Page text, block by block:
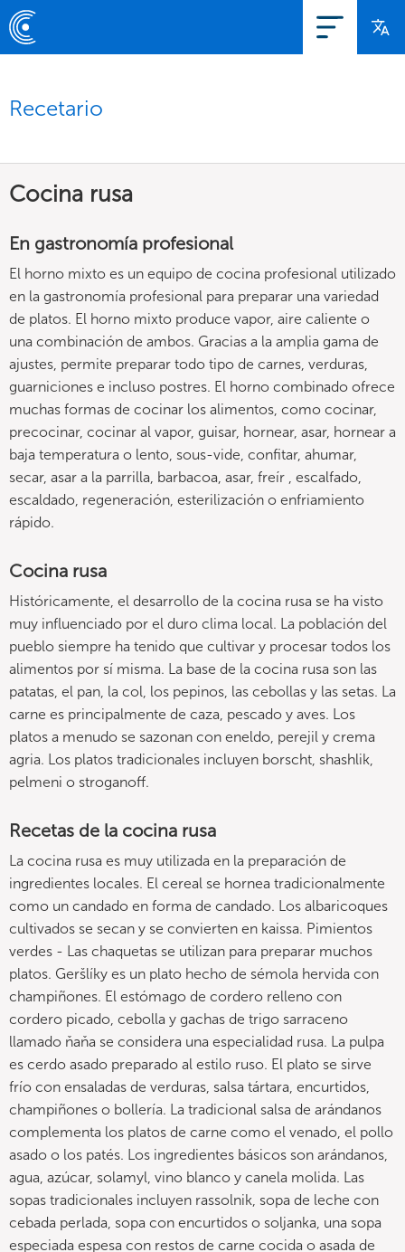
Recetario
Cocina rusa
En gastronomía profesional
El horno mixto es un equipo de cocina profesional utilizado
en la gastronomía profesional para preparar una variedad
de platos. El horno mixto produce vapor, aire caliente o
una combinación de ambos. Gracias a la amplia gama de
ajustes, permite preparar todo tipo de carnes, verduras,
guarniciones e incluso postres. El horno combinado ofrece
muchas formas de cocinar los alimentos, como cocinar,
precocinar, cocinar al vapor, guisar, hornear, asar, hornear a
baja temperatura o lento, sous-vide, confitar, ahumar,
secar, asar a la parrilla, barbacoa, asar, freír , escalfado,
escaldado, regeneración, esterilización o enfriamiento
rápido.
Cocina rusa
Históricamente, el desarrollo de la cocina rusa se ha visto
muy influenciado por el duro clima local. La población del
pueblo siempre ha tenido que cultivar y procesar todos los
alimentos por sí misma. La base de la cocina rusa son las
patatas, el pan, la col, los pepinos, las cebollas y las setas. La
carne es principalmente de caza, pescado y aves. Los
platos a menudo se sazonan con eneldo, perejil y crema
agria. Los platos tradicionales incluyen borscht, shashlik,
pelmeni o stroganoff.
Recetas de la cocina rusa
La cocina rusa es muy utilizada en la preparación de
ingredientes locales. El cereal se hornea tradicionalmente
como un candado en forma de candado. Los albaricoques
cultivados se secan y se convierten en kaissa. Pimientos
verdes - Las chaquetas se utilizan para preparar muchos
platos. Geršlíky es un plato hecho de sémola hervida con
champiñones. El estómago de cordero relleno con
cordero picado, cebolla y gachas de trigo sarraceno
llamado ňaňa se considera una especialidad rusa. La pulpa
es cerdo asado preparado al estilo ruso. El plato se sirve
frío con ensaladas de verduras, salsa tártara, encurtidos,
champiñones o bollería. La tradicional salsa de arándanos
complementa los platos de carne como el venado, el pollo
asado o los patés. Los ingredientes básicos son arándanos,
agua, azúcar, solamyl, vino blanco y canela molida. Las
sopas tradicionales incluyen rassolnik, sopa de leche con
cebada perlada, sopa con encurtidos o soljanka, una sopa
especiada espesa con restos de carne cocida o asada de